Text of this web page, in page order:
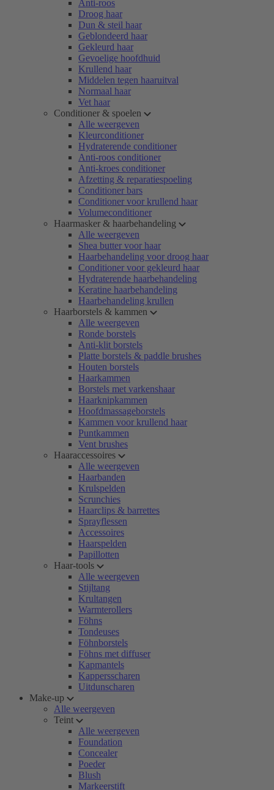
Anti-roos
Droog haar
Dun & steil haar
Geblondeerd haar
Gekleurd haar
Gevoelige hoofdhuid
Krullend haar
Middelen tegen haaruitval
Normaal haar
Vet haar
Conditioner & spoelen
Alle weergeven
Kleurconditioner
Hydraterende conditioner
Anti-roos conditioner
Anti-kroes conditioner
Afzetting & reparatiespoeling
Conditioner bars
Conditioner voor krullend haar
Volumeconditioner
Haarmasker & haarbehandeling
Alle weergeven
Shea butter voor haar
Haarbehandeling voor droog haar
Conditioner voor gekleurd haar
Hydraterende haarbehandeling
Keratine haarbehandeling
Haarbehandeling krullen
Haarborstels & kammen
Alle weergeven
Ronde borstels
Anti-klit borstels
Platte borstels & paddle brushes
Houten borstels
Haarkammen
Borstels met varkenshaar
Haarknipkammen
Hoofdmassageborstels
Kammen voor krullend haar
Puntkammen
Vent brushes
Haaraccessoires
Alle weergeven
Haarbanden
Krulspelden
Scrunchies
Haarclips & barrettes
Sprayflessen
Accessoires
Haarspelden
Papillotten
Haar-tools
Alle weergeven
Stijltang
Krultangen
Warmterollers
Föhns
Tondeuses
Föhnborstels
Föhns met diffuser
Kapmantels
Kappersscharen
Uitdunscharen
Make-up
Alle weergeven
Teint
Alle weergeven
Foundation
Concealer
Poeder
Blush
Markeerstift